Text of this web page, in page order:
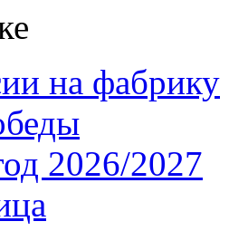
на фабрику
2026/2027